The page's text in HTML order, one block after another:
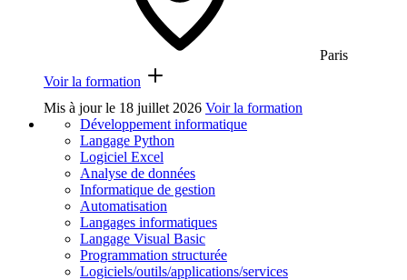
Paris
Voir la formation
Mis à jour le 18 juillet 2026 Voir la formation
Développement informatique
Langage Python
Logiciel Excel
Analyse de données
Informatique de gestion
Automatisation
Langages informatiques
Langage Visual Basic
Programmation structurée
Logiciels/outils/applications/services